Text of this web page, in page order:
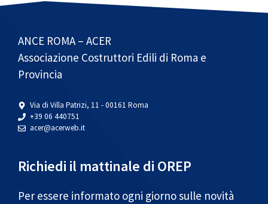
ANCE ROMA – ACER
Associazione Costruttori Edili di Roma e
Provincia
Via di Villa Patrizi, 11 - 00161 Roma
+39 06 440751
acer@acerweb.it
Richiedi il mattinale di OREP
Per essere informato ogni giorno sulle novità